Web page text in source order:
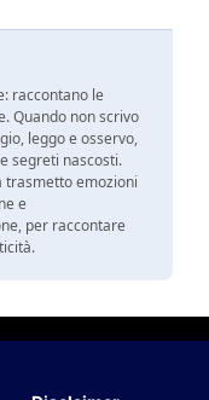
raccontano le
Quando non scrivo
leggo e osservo,
segreti nascosti.
trasmetto emozioni
e
per raccontare